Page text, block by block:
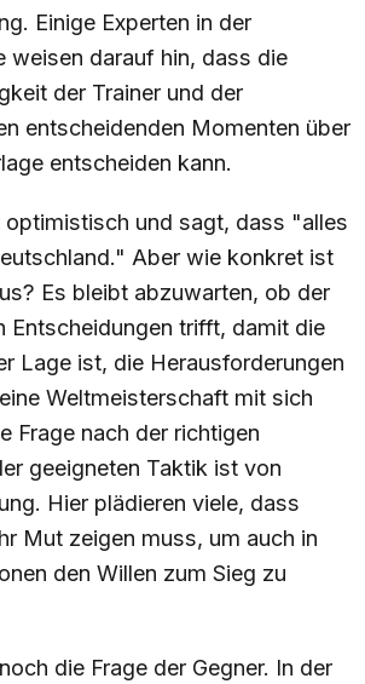
Einige Experten in der
weisen darauf hin, dass die
der Trainer und der
entscheidenden Momenten über
entscheiden kann.
optimistisch und sagt, dass "alles
Aber wie konkret ist
Es bleibt abzuwarten, ob der
Entscheidungen trifft, damit die
Lage ist, die Herausforderungen
Weltmeisterschaft mit sich
Frage nach der richtigen
geeigneten Taktik ist von
Hier plädieren viele, dass
Mut zeigen muss, um auch in
den Willen zum Sieg zu
die Frage der Gegner. In der